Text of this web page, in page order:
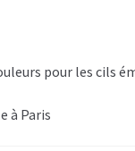
pour les cils
à Paris